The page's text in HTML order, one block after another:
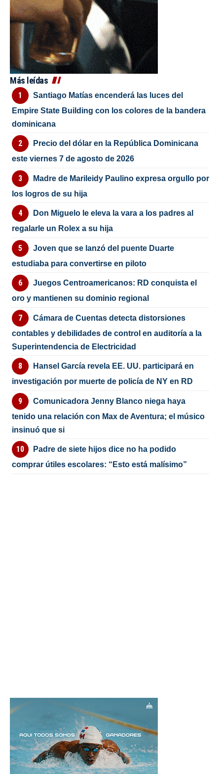
Más leídas
Santiago Matías encenderá las luces del
Empire State Building con los colores de la bandera
dominicana
Precio del dólar en la República Dominicana
este viernes 7 de agosto de 2026
Madre de Marileidy Paulino expresa orgullo por
los logros de su hija
Don Miguelo le eleva la vara a los padres al
regalarle un Rolex a su hija
Joven que se lanzó del puente Duarte
estudiaba para convertirse en piloto
Juegos Centroamericanos: RD conquista el
oro y mantienen su dominio regional
Cámara de Cuentas detecta distorsiones
contables y debilidades de control en auditoría a la
Superintendencia de Electricidad
Hansel García revela EE. UU. participará en
investigación por muerte de policía de NY en RD
Comunicadora Jenny Blanco niega haya
tenido una relación con Max de Aventura; el músico
insinuó que si
Padre de siete hijos dice no ha podido
comprar útiles escolares: “Esto está malísimo”